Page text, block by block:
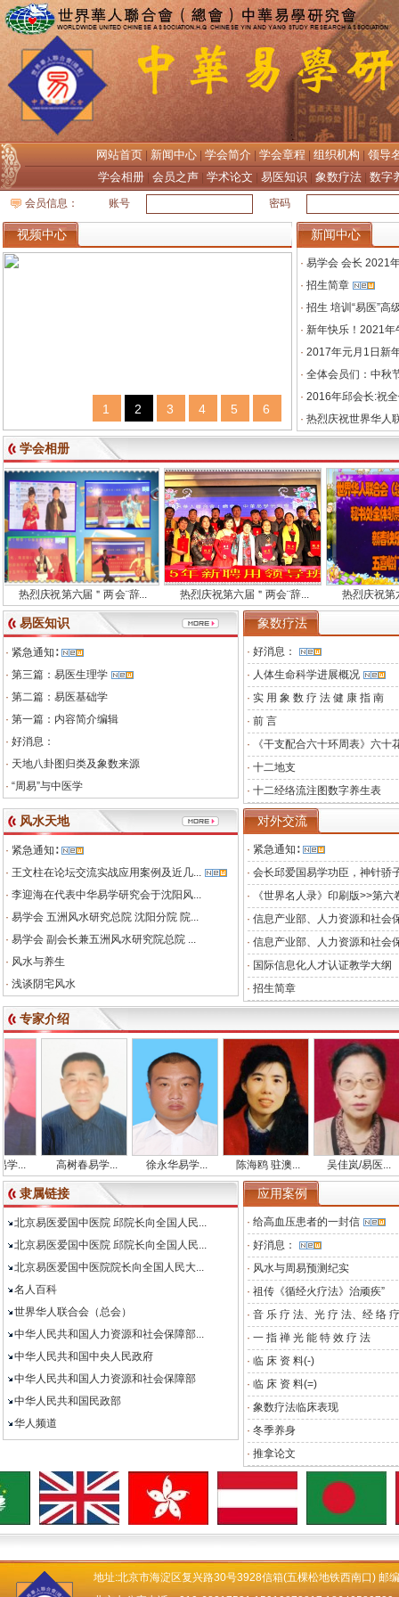
网站首页 新闻中心 学会简介 学会章程 组织机构
领导
学会相册 |会员之声 |学术论文 |易医知识 |象数疗法 |数字
会员信息： 账号 密码
视频中心
1 2 3 4 5 6
新闻中心
·易学会 会长 2021
·招生简章
·招生 培训“易医”高
·新年快乐！2021
·2017年元月1日新
·全体会员们：中秋
·2016年邱会长:祝
·热烈庆祝世界华人
学会相册
热烈庆祝第六届＂两会¨辞... 热烈庆祝第六届＂两会¨辞... 热烈庆祝第六
易医知识
· 紧急通知∶
·第三篇：易医生理学
·第二篇：易医基础学
·第一篇：内容简介编辑
·好消息：
· 天地八卦图归类及象数来源
·“周易”与中医学
象数疗法
·好消息：
· 人体生命科学进展概况
·实 用 象 数 疗 法 健 康 指 南
·前 言
·
《干支配合六十环周表》六十
·十二地支
·十二经络流注图数字养生表
风水天地
· 紧急通知∶
· 王文柱在论坛交流实战应用案例及近几...
·李迎海在代表中华易学研究会于沈阳风...
·易学会 五洲风水研究总院 沈阳分院 院...
·易学会 副会长兼五洲风水研究院总院 ...
· 风水与养生
·浅谈阴宅风水
对外交流
· 紧急通知∶
·会长邱爱国易学功臣，神针骄
·
《世界名人录》印刷版>>第
·信息产业部、人力资源和社会
·信息产业部、人力资源和社会
· 国际信息化人才认证教学大纲
·招生简章
专家介绍
高树春易学... 徐永华易学... 陈海鸥 驻澳... 吴佳岚/易医...
隶属链接
北京易医爱国中医院 邱院长向全国人民...
北京易医爱国中医院 邱院长向全国人民...
北京易医爱国中医院院长向全国人民大...
名人百科
世界华人联合会（总会）
中华人民共和国人力资源和社会保障部...
中华人民共和国中央人民政府
中华人民共和国人力资源和社会保障部
中华人民共和国民政部
华人频道
应用案例
·给高血压患者的一封信
·好消息：
· 风水与周易预测纪实
·祖传《循经火疗法》治顽疾”
·音 乐 疗 法、光 疗 法、经 络
·一 指 禅 光 能 特 效 疗 法
·临 床 资 料(-)
·临 床 资 料(=)
·象数疗法临床表现
·冬季养身
·推拿论文
地址:北京市海淀区复兴路30号3928信箱(五棵松地铁西南口) 邮